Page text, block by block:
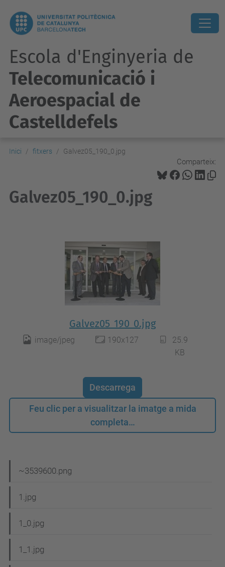
Escola d'Enginyeria de
Telecomunicació i
Aeroespacial de
Castelldefels
Inici fitxers Galvez05_190_0.jpg
Comparteix:
Galvez05_190_0.jpg
Galvez05_190_0.jpg
image/jpeg 190x127
25.9
KB
Descarrega
Feu clic per a visualitzar la imatge a mida
completa…
a
v
g
a
~3539600.png
1.jpg
1_0.jpg
1_1.jpg